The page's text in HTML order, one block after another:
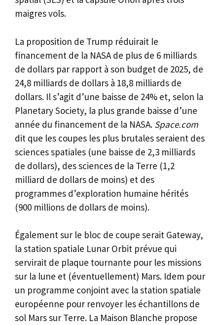
maigres vols.
La proposition de Trump réduirait le
financement de la NASA de plus de 6 milliards
de dollars par rapport à son budget de 2025, de
24,8 milliards de dollars à 18,8 milliards de
dollars. Il s’agit d’une baisse de 24% et, selon la
Planetary Society, la plus grande baisse d’une
année du financement de la NASA. Space.com
dit que les coupes les plus brutales seraient des
sciences spatiales (une baisse de 2,3 milliards
de dollars), des sciences de la Terre (1,2
milliard de dollars de moins) et des
programmes d’exploration humaine hérités
(900 millions de dollars de moins).
Également sur le bloc de coupe serait Gateway,
la station spatiale Lunar Orbit prévue qui
servirait de plaque tournante pour les missions
sur la lune et (éventuellement) Mars. Idem pour
un programme conjoint avec la station spatiale
européenne pour renvoyer les échantillons de
sol Mars sur Terre. La Maison Blanche propose